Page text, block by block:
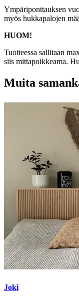
Ympäriponttauksen
myös hukkapalojen
HUOM!
Tuotteessa sallitaan
siis mittapoikkeama.
Muita
Joki